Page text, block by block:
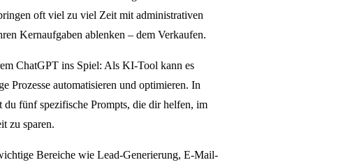
oft viel zu viel Zeit mit administrativen
Kernaufgaben ablenken – dem Verkaufen.
ChatGPT ins Spiel: Als KI-Tool kann es
Prozesse automatisieren und optimieren. In
du fünf spezifische Prompts, die dir helfen, im
zu sparen.
Bereiche wie Lead-Generierung, E-Mail-